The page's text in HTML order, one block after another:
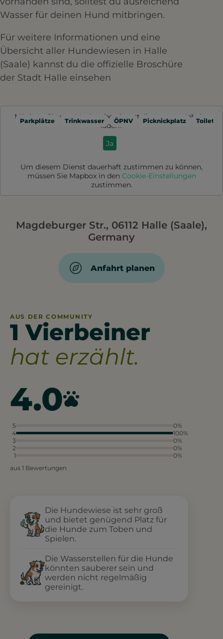
Wasser für deinen Hund mitbringen.​
Für weitere Informationen und eine
Übersicht aller Hundewiesen in Halle
(Saale) kannst du die offizielle Broschüre
der Stadt Halle einsehen
Parkplätze Trinkwasser ÖPNV Picknickplatz
Möchten Sie von Mapbox
bereitgestellte externe Inhalte
laden?
Ja
Um diesem Dienst dauerhaft zustimmen zu können,
müssen Sie Mapboxin den Cookie-Einstellungen
zustimmen.
Magdeburger Str., 06112 Halle (Saale),
Germany
Anfahrt planen
AUS DER COMMUNITY
1 Vierbeiner
hat erzählt.
4.0
5
0%
4
100%
3
0%
2
0%
1
0%
aus 1 Bewertungen
Die Hundewiese ist sehr groß
und bietet genügend Platz für
die Hunde zum Toben und
Spielen.
Die Wasserstellen für die Hunde
könnten sauberer sein und
werden nicht regelmäßig
gereinigt.